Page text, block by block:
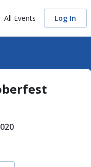
All Events Log In